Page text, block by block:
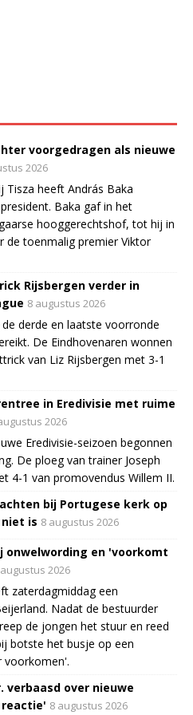
voorgedragen als nieuwe
2026
Tisza heeft András Baka
Baka gaf in het
hooggerechtshof, tot hij in
de toenmalig premier Viktor
Rijsbergen verder in
8 augustus 2026
derde en laatste voorronde
De Eindhovenaren wonnen
van Liz Rijsbergen met 3-1
in Eredivisie met ruime
2026
Eredivisie-seizoen begonnen
De ploeg van trainer Joseph
4-1 van promovendus Willem II.
bij Portugese kerk op
is 8 augustus 2026
onwelwording en 'voorkomt
2026
zaterdagmiddag een
Nadat de bestuurder
de jongen het stuur en reed
botste het busje op een
voorkomen'.
verbaasd over nieuwe
8 augustus 2026